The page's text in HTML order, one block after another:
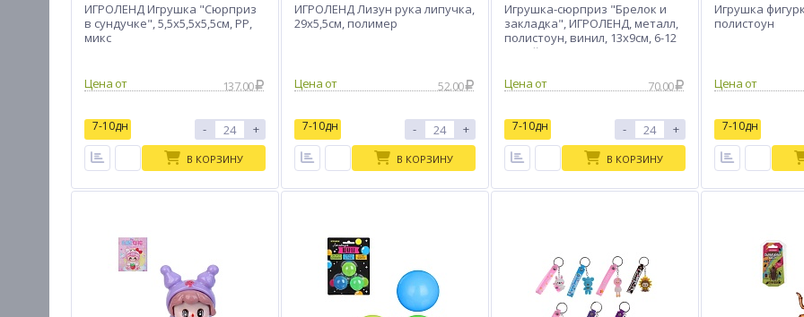
ИГРОЛЕНД Игрушка "Сюрприз
в сундучке", 5,5х5,5х5,5см, PP,
микс
Цена от 137.00
7-10дн - +
В КОРЗИНУ
ИГРОЛЕНД Лизун рука липучка,
29х5,5см, полимер
Цена от 52.00
7-10дн - +
В КОРЗИНУ
Игрушка-сюрприз "Брелок и
закладка", ИГРОЛЕНД, металл,
полистоун, винил, 13x9см, 6-12
дизайнов
Цена от
70.00
7-10дн - +
В КОРЗИНУ
Игрушка
полистоун
Цена от
7-10дн